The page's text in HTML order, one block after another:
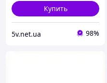
Купить
5v.net.ua 98%